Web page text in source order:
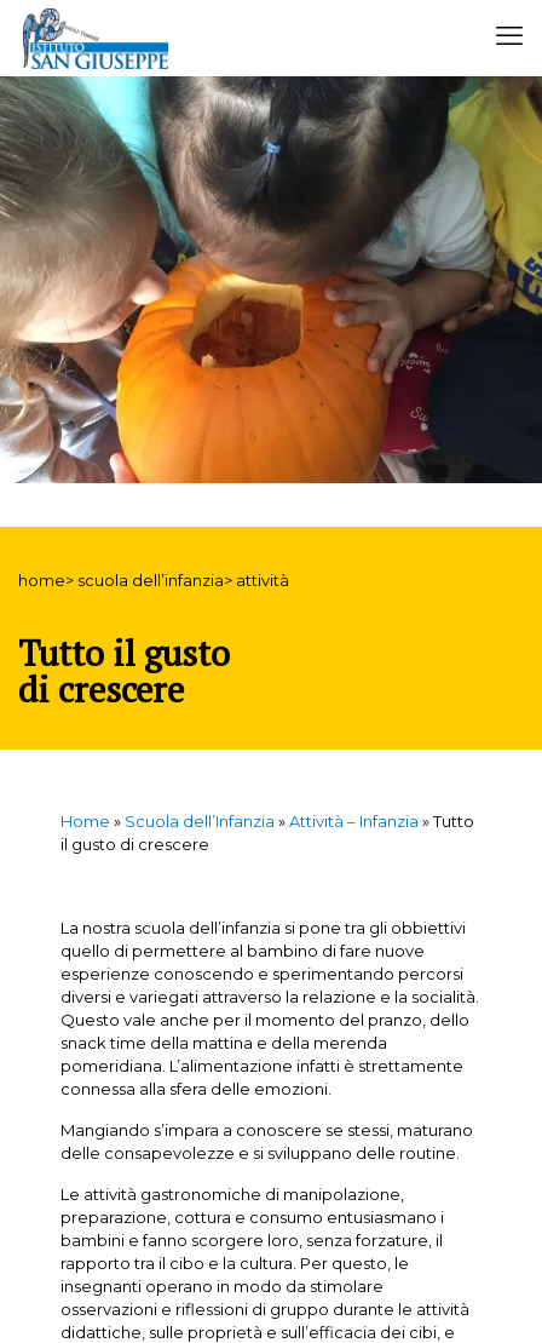
home> scuola dell’infanzia> attività
Tutto il gusto
di crescere
Home » Scuola dell’Infanzia »Attività – Infanzia »Tutto
il gusto di crescere
La nostra scuola dell’infanzia si pone tra gli obbiettivi
quello di permettere al bambino di fare nuove
esperienze conoscendo e sperimentando percorsi
diversi e variegati attraverso la relazione e la socialità.
Questo vale anche per il momento del pranzo, dello
snack time della mattina e della merenda
pomeridiana. L’alimentazione infatti è strettamente
connessa alla sfera delle emozioni.
Mangiando s’impara a conoscere se stessi, maturano
delle consapevolezze e si sviluppano delle routine.
Le attività gastronomiche di manipolazione,
preparazione, cottura e consumo entusiasmano i
bambini e fanno scorgere loro, senza forzature, il
rapporto tra il cibo e la cultura. Per questo, le
insegnanti operano in modo da stimolare
osservazioni e riflessioni di gruppo durante le attività
didattiche, sulle proprietà e sull’efficacia dei cibi, e